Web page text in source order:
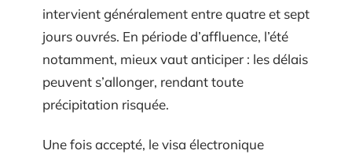
intervient généralement entre quatre et sept
jours ouvrés. En période d’affluence, l’été
notamment, mieux vaut anticiper : les délais
peuvent s’allonger, rendant toute
précipitation risquée.
Une fois accepté, le visa électronique